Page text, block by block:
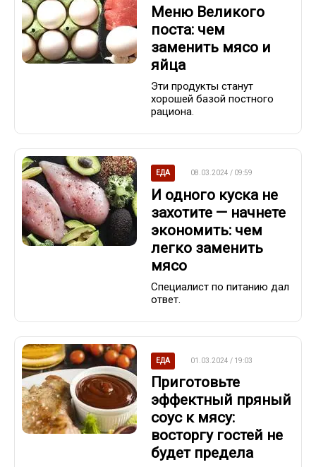
Меню Великого
поста: чем
заменить мясо и
яйца
Эти продукты станут
хорошей базой постного
рациона.
ЕДА 08.03.2024 / 09:59
И одного куска не
захотите — начнете
экономить: чем
легко заменить
мясо
Специалист по питанию дал
ответ.
ЕДА 01.03.2024 / 19:03
Приготовьте
эффектный пряный
соус к мясу:
восторгу гостей не
будет предела